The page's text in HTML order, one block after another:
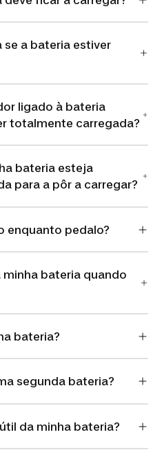
se a bateria estiver
ligado à bateria
totalmente carregada?
bateria esteja
para a pôr a carregar?
enquanto pedalo?
bateria quando
bateria?
segunda bateria?
da minha bateria?